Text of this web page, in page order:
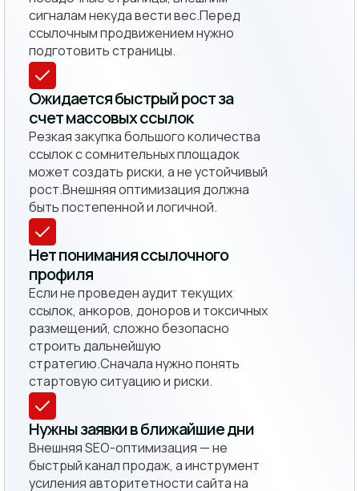
сигналам некуда вести вес.Перед
ссылочным продвижением нужно
подготовить страницы.
Ожидается быстрый рост за
счет массовых ссылок
Резкая закупка большого количества
ссылок с сомнительных площадок
может создать риски, а не устойчивый
рост.Внешняя оптимизация должна
быть постепенной и логичной.
Нет понимания ссылочного
профиля
Если не проведен аудит текущих
ссылок, анкоров, доноров и токсичных
размещений, сложно безопасно
строить дальнейшую
стратегию.Сначала нужно понять
стартовую ситуацию и риски.
Нужны заявки в ближайшие дни
Внешняя SEO-оптимизация — не
быстрый канал продаж, а инструмент
усиления авторитетности сайта на